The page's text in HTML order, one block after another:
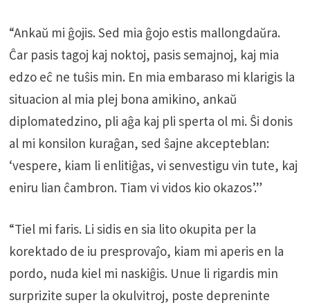
“Ankaŭ mi ĝojis. Sed mia ĝojo estis mallongdaŭra.
Ĉar pasis tagoj kaj noktoj, pasis semajnoj, kaj mia
edzo eĉ ne tuŝis min. En mia embaraso mi klarigis la
situacion al mia plej bona amikino, ankaŭ
diplomatedzino, pli aĝa kaj pli sperta ol mi. Ŝi donis
al mi konsilon kuraĝan, sed ŝajne akcepteblan:
‘vespere, kiam li enlitiĝas, vi senvestigu vin tute, kaj
eniru lian ĉambron. Tiam vi vidos kio okazos’.”
“Tiel mi faris. Li sidis en sia lito okupita per la
korektado de iu presprovaĵo, kiam mi aperis en la
pordo, nuda kiel mi naskiĝis. Unue li rigardis min
surprizite super la okulvitroj, poste depreninte